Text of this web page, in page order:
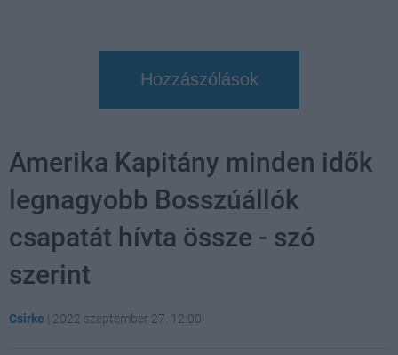
Hozzászólások
Amerika Kapitány minden idők
legnagyobb Bosszúállók
csapatát hívta össze - szó
szerint
Csirke | 2022 szeptember 27. 12:00